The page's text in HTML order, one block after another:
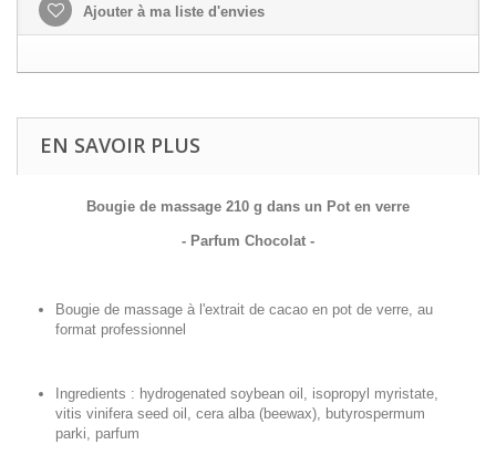
Ajouter à ma liste d'envies
EN SAVOIR PLUS
Bougie de massage 210 g dans un Pot en verre
- Parfum Chocolat -
Bougie de massage à l'extrait de cacao en pot de verre, au
format professionnel
Ingredients : hydrogenated soybean oil, isopropyl myristate,
vitis vinifera seed oil, cera alba (beewax), butyrospermum
parki, parfum